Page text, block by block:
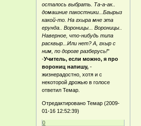
осталось выбрать. Та-а-ак..
домашние пакостники...Бгырыз
какой-то. На гхыра мне эта
ерунда.. Вороницы... Вороницы..
Наверное, что-нибудь типа
расквыр...Или нет? А, гхыр с
ним, по дороге разберусь!"
-Учитель, если можно, я про
ворониц напишу, -
жизнерадостно, хотя и с
некоторой дрожью в голосе
ответил Темар.
Отредактировано Темар (2009-
01-16 12:52:39)
0